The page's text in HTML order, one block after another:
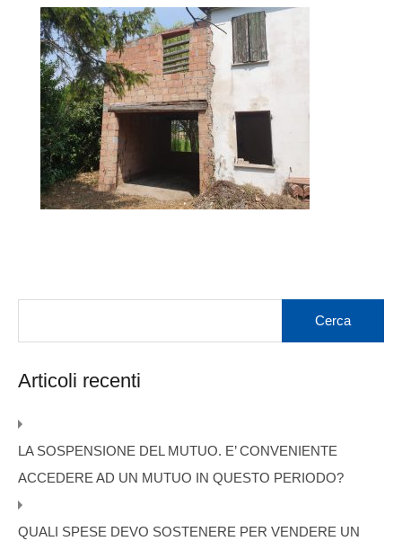
Articoli recenti
LA SOSPENSIONE DEL MUTUO. E’ CONVENIENTE
ACCEDERE AD UN MUTUO IN QUESTO PERIODO?
QUALI SPESE DEVO SOSTENERE PER VENDERE UN